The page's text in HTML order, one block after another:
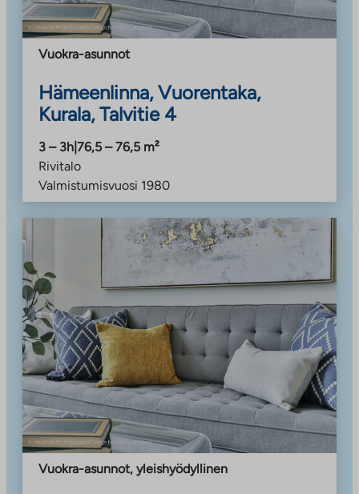
Vuokra-asunnot
Hämeenlinna, Vuorentaka,
Kurala, Talvitie 4
3 – 3h 76,5 – 76,5 m²
Rivitalo
Valmistumisvuosi 1980
Vuokra-asunnot, yleishyödyllinen